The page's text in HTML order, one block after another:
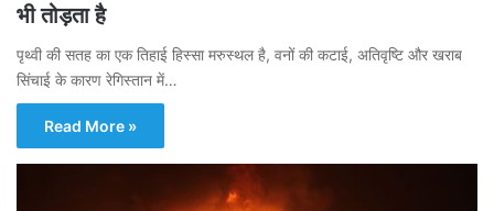
भी तोड़ता है
पृथ्वी की सतह का एक तिहाई हिस्सा मरुस्थल है, वनों की कटाई, अतिवृष्टि और खराब
सिंचाई के कारण रेगिस्तान में…
Read More »